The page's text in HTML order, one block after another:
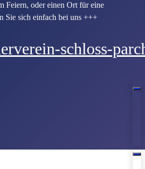
Feiern, oder einen Ort für eine
Sie sich einfach bei uns +++